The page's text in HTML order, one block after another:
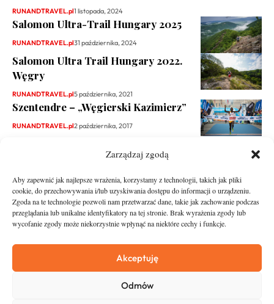
Zarządzaj zgodą
Aby zapewnić jak najlepsze wrażenia, korzystamy z technologii, takich jak pliki
cookie, do przechowywania i/lub uzyskiwania dostępu do informacji o urządzeniu.
Zgoda na te technologie pozwoli nam przetwarzać dane, takie jak zachowanie podczas
przeglądania lub unikalne identyfikatory na tej stronie. Brak wyrażenia zgody lub
wycofanie zgody może niekorzystnie wpłynąć na niektóre cechy i funkcje.
Akceptuję
Odmów
RUNANDTRAVEL.pl1 listopada, 2024
Salomon Ultra-Trail Hungary 2025
RUNANDTRAVEL.pl31 października, 2024
Salomon Ultra Trail Hungary 2022.
Węgry
RUNANDTRAVEL.pl5 października, 2021
Szentendre – „Węgierski Kazimierz”
RUNANDTRAVEL.pl2 października, 2017
Asfalt
O nas
Zostań Patronem
Kontakt